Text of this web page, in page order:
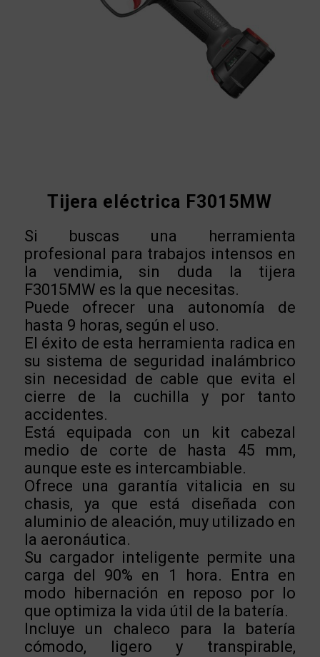
Tijera eléctrica F3015MW
Si buscas una herramienta
profesional para trabajos intensos en
la vendimia, sin duda la tijera
F3015MW es la que necesitas.
Puede ofrecer una autonomía de
hasta 9 horas, según el uso.
El éxito de esta herramienta radica en
su sistema de seguridad inalámbrico
sin necesidad de cable que evita el
cierre de la cuchilla y por tanto
accidentes.
Está equipada con un kit cabezal
medio de corte de hasta 45 mm,
aunque este es intercambiable.
Ofrece una garantía vitalicia en su
chasis, ya que está diseñada con
aluminio de aleación, muy utilizado en
la aeronáutica.
Su cargador inteligente permite una
carga del 90% en 1 hora. Entra en
modo hibernación en reposo por lo
que optimiza la vida útil de la batería.
Incluye un chaleco para la batería
cómodo, ligero y transpirable,